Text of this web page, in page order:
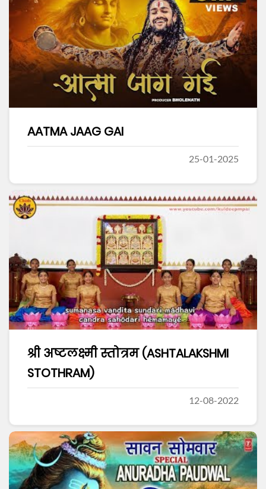
AATMA JAAG GAI
25-01-2025
श्री अष्टलक्ष्मी स्तोत्रम (ASHTALAKSHMI
STOTHRAM)
12-08-2022